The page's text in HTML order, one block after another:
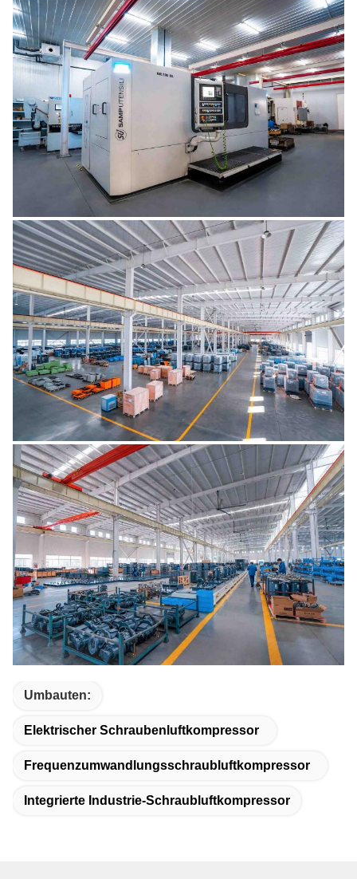
Umbauten:
Elektrischer Schraubenluftkompressor
Frequenzumwandlungsschraubluftkompressor
Integrierte Industrie-Schraubluftkompressor